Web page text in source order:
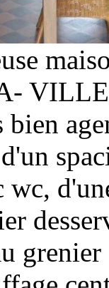
VILLE
wc,